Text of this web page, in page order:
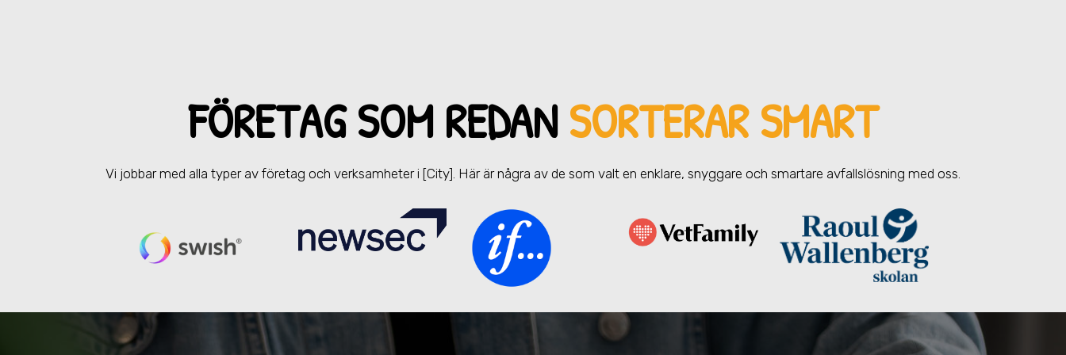
FÖRETAG SOM REDANSORTERAR SMART
Vi jobbar med alla typer av företag och verksamheteri [City]. Här är några av de som valt en enklare, snyggare och smartare avfallslösning med oss.